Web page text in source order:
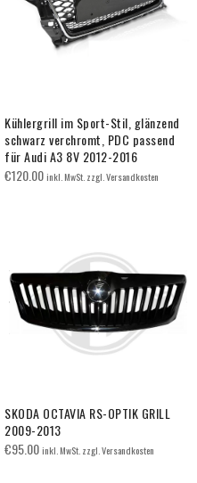
Kühlergrill im Sport-Stil, glänzend
schwarz verchromt, PDC passend
für Audi A3 8V 2012-2016
€120.00inkl. MwSt. zzgl. Versandkosten
SKODA OCTAVIA RS-OPTIK GRILL
2009-2013
€95.00inkl. MwSt. zzgl. Versandkosten